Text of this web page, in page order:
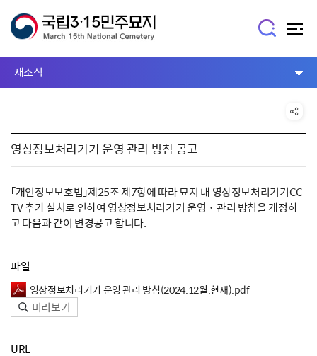
새소식
영상정보처리기기 운영 관리 방침 공고
「개인정보보호법」제25조 제7항에 따라 묘지 내 영상정보처리기기CC
TV 추가 설치로 인하여 영상정보처리기기 운영・관리 방침을 개정하
고 다음과 같이 변경공고 합니다.
파일
영상정보처리기기 운영 관리 방침(2024.12월.현재).pdf
미리보기
URL